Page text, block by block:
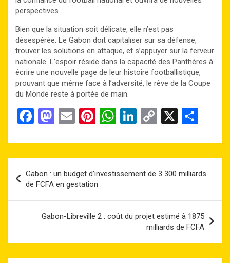
perspectives.
Bien que la situation soit délicate, elle n’est pas
désespérée. Le Gabon doit capitaliser sur sa défense,
trouver les solutions en attaque, et s’appuyer sur la ferveur
nationale. L’espoir réside dans la capacité des Panthères à
écrire une nouvelle page de leur histoire footballistique,
prouvant que même face à l’adversité, le rêve de la Coupe
du Monde reste à portée de main.
F
ce
b
o
o
k
M
st
d
o
n
E
ail
Pi
er
t
W
at
A
p
p
Li
ke
n
C
py
Li
n
k
X
ta
g
er
de
l’article
Gabon : un budget d’investissement de 3 300 milliards
de FCFA en gestation
Gabon-Libreville 2 : coût du projet estimé à 1875
milliards de FCFA